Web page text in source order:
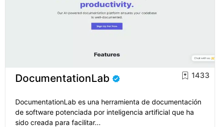
DocumentationLab 1433
DocumentationLab es una herramienta de documentación
de software potenciada por inteligencia artificial que ha
sido creada para facilitar...